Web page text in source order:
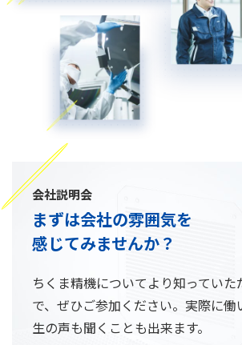
会社説明会
まずは会社の雰囲気を
感じてみませんか？
ちくま精機についてより知っていた
で、ぜひご参加ください。実際に働
生の声も聞くことも出来ます。